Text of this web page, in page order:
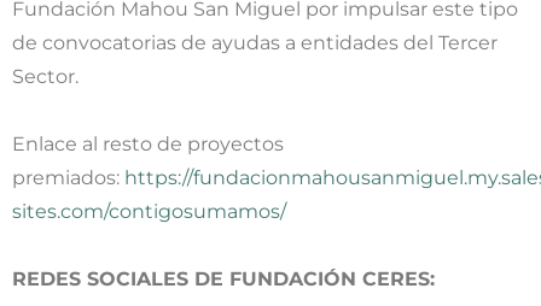
Fundación Mahou San Miguel por impulsar este tipo
de convocatorias de ayudas a entidades del Tercer
Sector.
Enlace al resto de proyectos
premiados: https://
sites.com/contigosumamos/
REDES SOCIALES DE FUNDACIÓN CERES: